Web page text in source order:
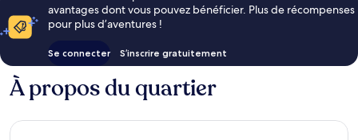
avantages dont vous pouvez bénéficier. Plus de récompenses
pour plus d’aventures !
Se connecter S’inscrire gratuitement
À propos du quartier